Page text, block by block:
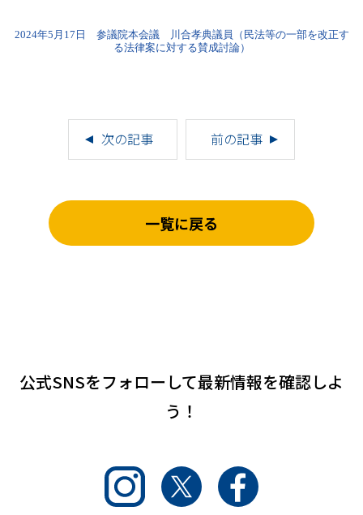
2024年5月17日 参議院本会議 川合孝典議員（民法等の一部を改正す
る法律案に対する賛成討論）
次の記事 前の記事
一覧に戻る
公式SNSをフォローして最新情報を確認しよ
う！
Instagram Twitter